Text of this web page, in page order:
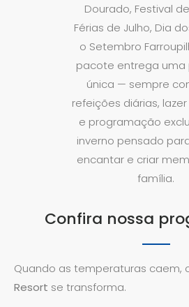
Dourado, Festival
Férias de Julho, Dia
o Setembro
pacote entrega uma
única — sempre
refeições diárias,
e programação
inverno pensado
encantar e criar
família.
Confira nossa
Quando as temperaturas caem,
Resort se transforma.